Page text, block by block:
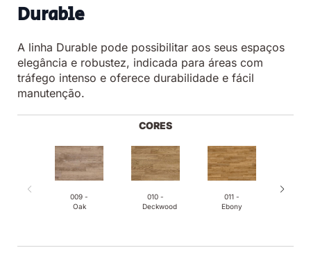
Durable
A linha Durable pode possibilitar aos seus espaços
elegância e robustez, indicada para áreas com
tráfego intenso e oferece durabilidade e fácil
manutenção.
CORES
009 -
Oak
010 -
Deckwood
011 -
Ebony